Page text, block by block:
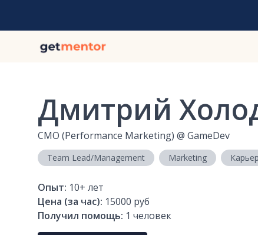
Дмитрий
CMO (Performance Marketing) @ GameDev
Team Lead/Management Marketing
Опыт: 10+ лет
Цена (за час): 15000 руб
Получил помощь: 1 человек